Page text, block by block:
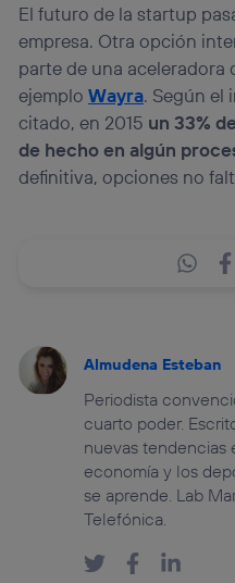
El futuro de la startup
empresa. Otra opción
parte de una aceleradora
ejemploWayra. Según el
citado, en 2015 un 33%
de hecho en algún
definitiva, opciones no
Almudena Esteban
Periodista
cuarto poder.
nuevas tendencias
economía y los
se aprende. Lab
Telefónica.